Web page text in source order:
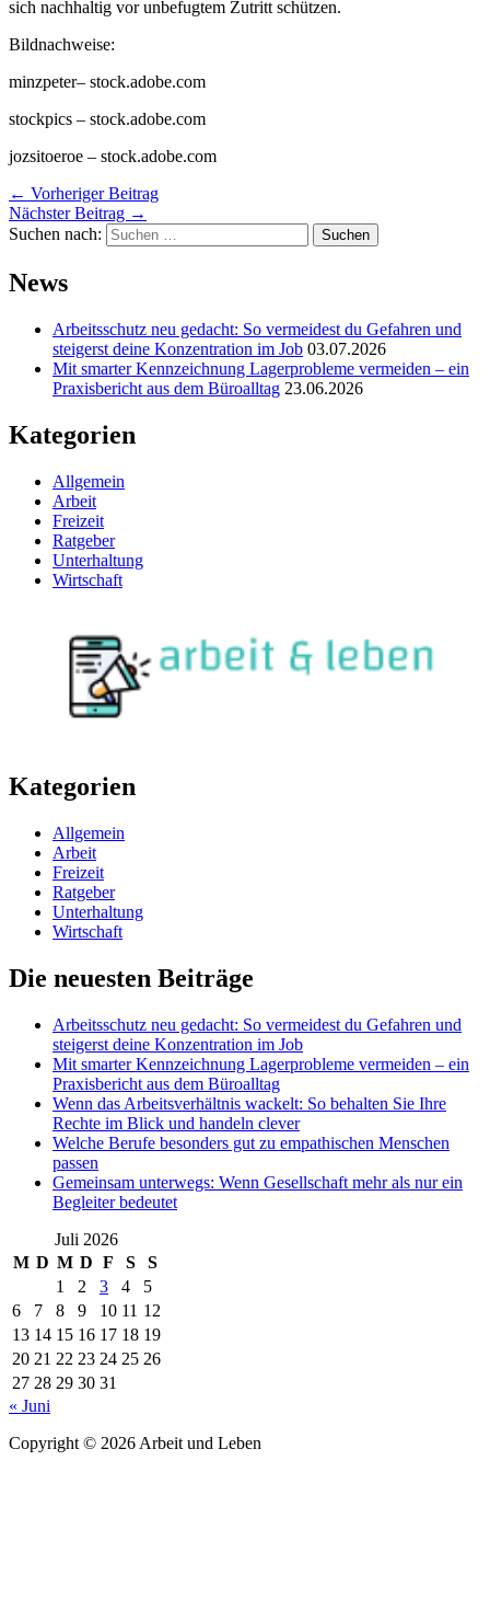
sich nachhaltig vor unbefugtem Zutritt schützen.
Bildnachweise:
minzpeter– stock.adobe.com
stockpics – stock.adobe.com
jozsitoeroe – stock.adobe.com
← Vorheriger Beitrag
Nächster Beitrag →
Suchen nach:
News
Arbeitsschutz neu gedacht: So vermeidest du Gefahren und
steigerst deine Konzentration im Job 03.07.2026
Mit smarter Kennzeichnung Lagerprobleme vermeiden – ein
Praxisbericht aus dem Büroalltag 23.06.2026
Kategorien
Allgemein
Arbeit
Freizeit
Ratgeber
Unterhaltung
Wirtschaft
Kategorien
Allgemein
Arbeit
Freizeit
Ratgeber
Unterhaltung
Wirtschaft
Die neuesten Beiträge
Arbeitsschutz neu gedacht: So vermeidest du Gefahren und
steigerst deine Konzentration im Job
Mit smarter Kennzeichnung Lagerprobleme vermeiden – ein
Praxisbericht aus dem Büroalltag
Wenn das Arbeitsverhältnis wackelt: So behalten Sie Ihre
Rechte im Blick und handeln clever
Welche Berufe besonders gut zu empathischen Menschen
passen
Gemeinsam unterwegs: Wenn Gesellschaft mehr als nur ein
Begleiter bedeutet
Juli 2026
M D M D F S
S
1
2 3 4
5
6
7 8 9 10 11 12
13 14 15 16 17 18 19
20 21 22 23 24 25 26
27 28 29 30 31
« Juni
Copyright © 2026 Arbeit und Leben